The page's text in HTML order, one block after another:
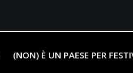
(NON) È UN PAESE PER